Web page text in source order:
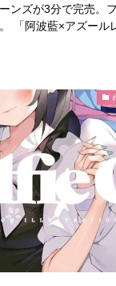
ンズが3分で完売。
「阿波藍×アズール